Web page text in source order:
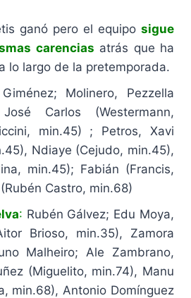
ganó pero el equipo sigue
carencias atrás que ha
lo largo de la pretemporada.
Molinero, Pezzella
Carlos (Westermann,
min.45) ; Petros, Xavi
Ndiaye (Cejudo, min.45),
min.45); Fabián (Francis,
Castro, min.68)
: Rubén Gálvez; Edu Moya,
Brioso, min.35), Zamora
Malheiro; Ale Zambrano,
(Miguelito, min.74), Manu
min.68), Antonio Domínguez